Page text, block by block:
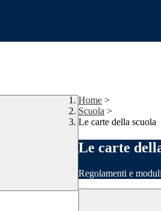
Home >
Scuola >
Le carte della scuola
Le carte
Regolamenti e